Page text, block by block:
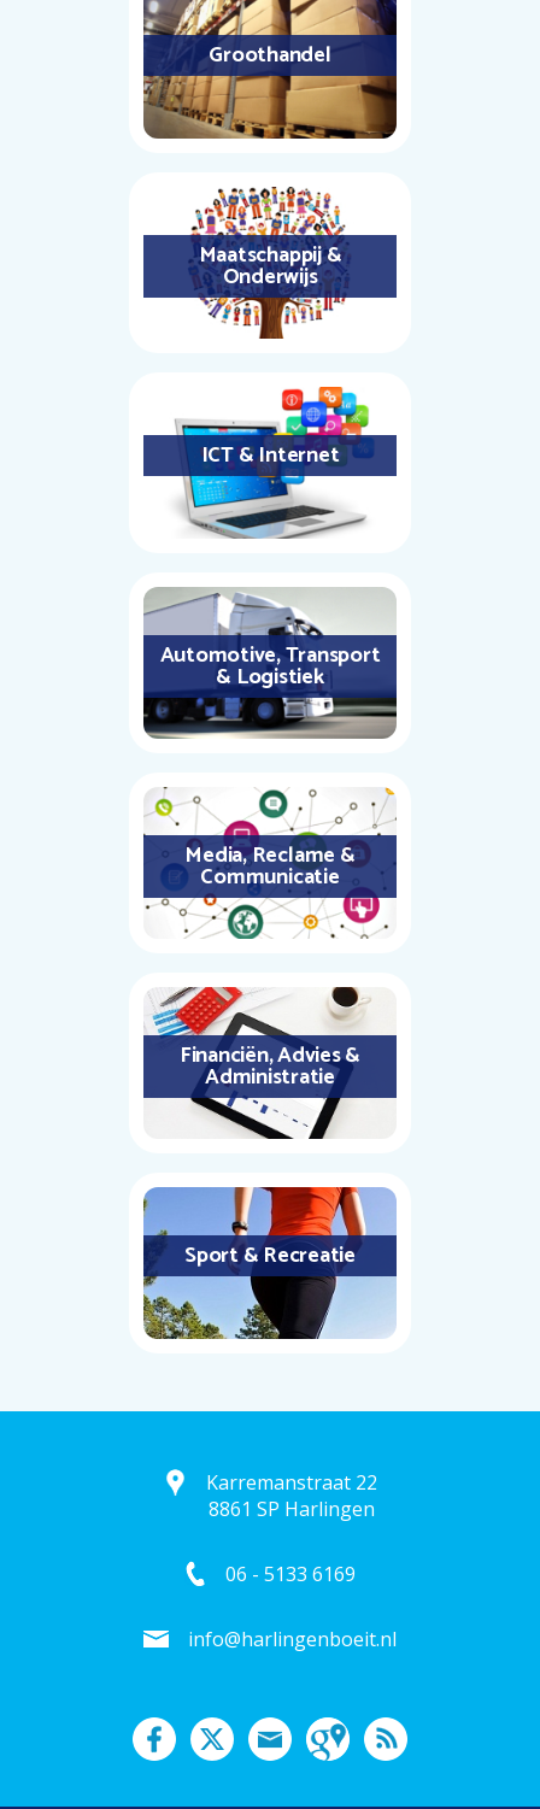
Groothandel
Maatschappij &
Onderwijs
ICT & Internet
Automotive, Transport
& Logistiek
Media, Reclame &
Communicatie
Financiën, Advies &
Administratie
Sport & Recreatie
Karremanstraat 22
8861 SP Harlingen
06 - 5133 6169
info@harlingenboeit.nl